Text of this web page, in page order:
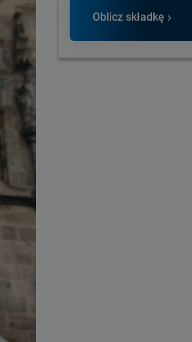
Oblicz składkę